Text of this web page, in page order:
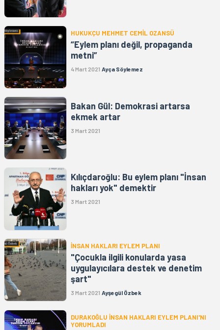
HUKUKÇU MEHMET CEMİL OZANSÜ
“Eylem planı değil, propaganda
metni”
4 Mart 2021 Ayça Söylemez
Bakan Gül: Demokrasi artarsa
ekmek artar
3 Mart 2021
Kılıçdaroğlu: Bu eylem planı "İnsan
hakları yok" demektir
3 Mart 2021
İNSAN HAKLARI EYLEM PLANI
"Çocukla ilgili konularda yasa
uygulayıcılara destek ve denetim
şart"
3 Mart 2021 Ayşegül Özbek
DURAKOĞLU İNSAN HAKLARI EYLEM PLANI'NI
YORUMLADI